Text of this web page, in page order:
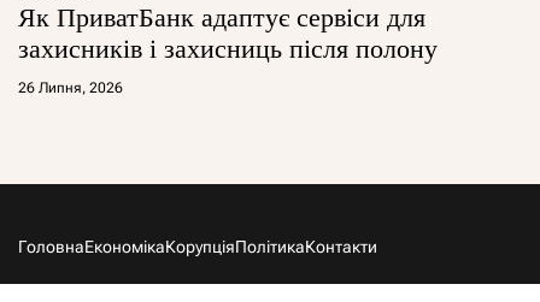
Як ПриватБанк адаптує сервіси для
захисників і захисниць після полону
26 Липня, 2026
ГоловнаЕкономікаКорупціяПолітикаКонтакти